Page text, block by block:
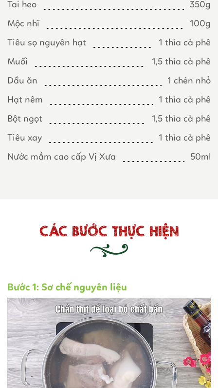
Tai heo 350g
Mộc nhĩ 100g
Tiêu sọ nguyên hạt 1 thìa cà phê
Muối 1,5 thìa cà phê
Dầu ăn 1 chén nhỏ
Hạt nêm 1 thìa cà phê
Bột ngọt 1,5 thìa cà phê
Tiêu xay 1 thìa cà phê
Nước mắm cao cấp Vị Xưa 50ml
CÁC BƯỚC THỰC HIỆN
Bước 1: Sơ chế nguyên liệu